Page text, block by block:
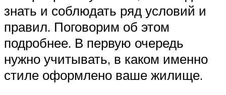
знать и соблюдать ряд условий и
правил. Поговорим об этом
подробнее. В первую очередь
нужно учитывать, в каком именно
стиле оформлено ваше жилище.